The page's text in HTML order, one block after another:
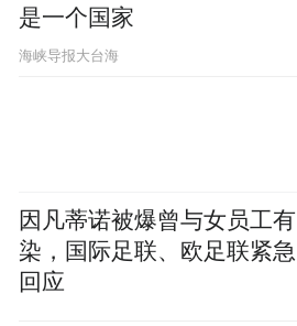
是一个国家
​海峡导报大台海
因凡蒂诺被爆曾与女员工有
染，国际足联、欧足联紧急
回应